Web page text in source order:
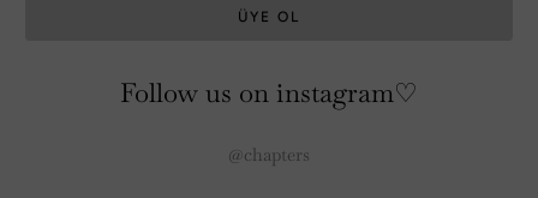
Follow us on instagram♡
@chapters